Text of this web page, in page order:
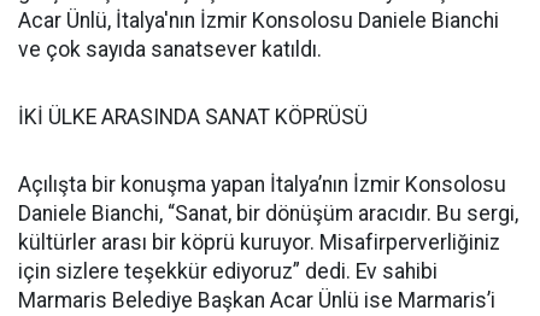
Acar Ünlü, İtalya'nın İzmir Konsolosu Daniele Bianchi
ve çok sayıda sanatsever katıldı.
İKİ ÜLKE ARASINDA SANAT KÖPRÜSÜ
Açılışta bir konuşma yapan İtalya’nın İzmir Konsolosu
Daniele Bianchi, “Sanat, bir dönüşüm aracıdır. Bu sergi,
kültürler arası bir köprü kuruyor. Misafirperverliğiniz
için sizlere teşekkür ediyoruz” dedi. Ev sahibi
Marmaris Belediye Başkan Acar Ünlü ise Marmaris’i